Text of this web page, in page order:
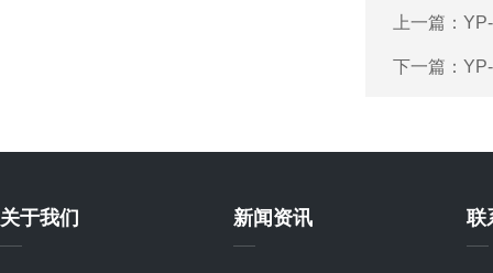
上一篇：
下一篇：
关于我们 新闻资讯 联